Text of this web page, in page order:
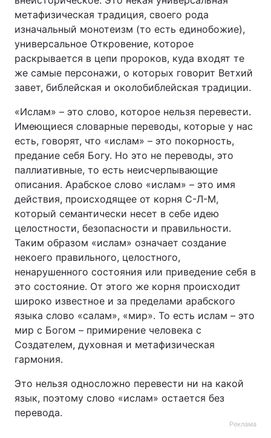
метафизическая традиция, своего рода
изначальный монотеизм (то есть единобожие),
универсальное Откровение, которое
раскрывается в цепи пророков, куда входят те
же самые персонажи, о которых говорит Ветхий
завет, библейская и околобиблейская традиции.
«Ислам» – это слово, которое нельзя перевести.
Имеющиеся словарные переводы, которые у нас
есть, говорят, что «ислам» – это покорность,
предание себя Богу. Но это не переводы, это
паллиативные, то есть неисчерпывающие
описания. Арабское слово «ислам» – это имя
действия, происходящее от корня С-Л-М,
который семантически несет в себе идею
целостности, безопасности и правильности.
Таким образом «ислам» означает создание
некоего правильного, целостного,
ненарушенного состояния или приведение себя в
это состояние. От этого же корня происходит
широко известное и за пределами арабского
языка слово «салам», «мир». То есть ислам – это
мир с Богом – примирение человека с
Создателем, духовная и метафизическая
гармония.
Это нельзя односложно перевести ни на какой
язык, поэтому слово «ислам» остается без
перевода.
Реклама